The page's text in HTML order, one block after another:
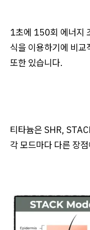
1초에 150회 에너지
식을 이용하기에 비교
또한 있습니다.
티타늄은 SHR,
각 모드마다 다른 장